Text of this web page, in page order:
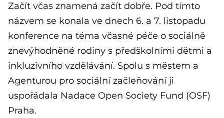
Začít včas znamená začít dobře. Pod tímto
názvem se konala ve dnech 6. a 7. listopadu
konference na téma včasné péče o sociálně
znevýhodněné rodiny s předškolními dětmi a
inkluzivního vzdělávání. Spolu s městem a
Agenturou pro sociální začleňování ji
uspořádala Nadace Open Society Fund (OSF)
Praha.